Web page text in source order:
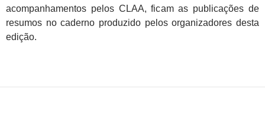
acompanhamentos pelos CLAA, ficam as publicações de
resumos no caderno produzido pelos organizadores desta
edição.